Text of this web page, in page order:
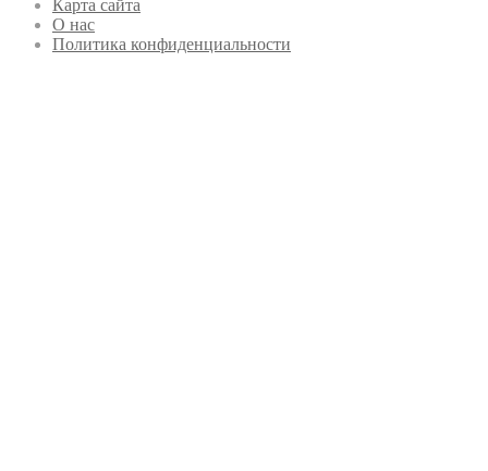
Карта сайта
О нас
Политика конфиденциальности